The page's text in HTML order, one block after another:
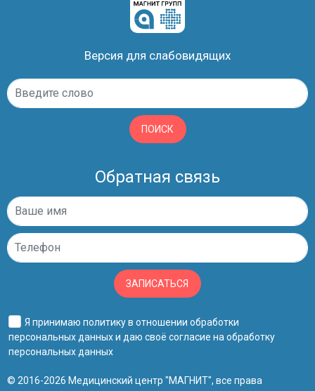
Версия для слабовидящих
ПОИСК
Обратная связь
ЗАПИСАТЬСЯ
Я принимаю политику в отношении обработки
персональных данныхи даю своё согласие на обработку
персональных данных
© 2016-2026 Медицинский центр "МАГНИТ", все права